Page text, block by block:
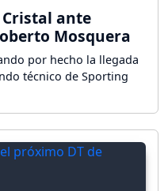
ante
Mosquera
por hecho la llegada
técnico de Sporting